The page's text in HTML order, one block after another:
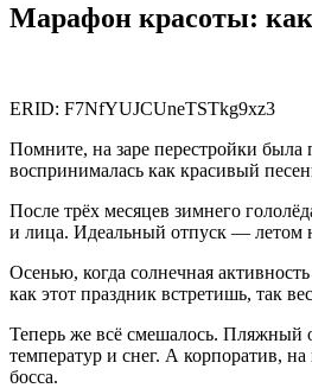
Марафон красоты: как
ERID: F7NfYUJCUneTSTkg9xz3
Помните, на заре перестройки
воспринималась как красивый
После трёх месяцев зимнего
и лица. Идеальный отпуск — летом
Осенью, когда солнечная
как этот праздник встретишь, так
Теперь же всё смешалось. Пляжный
температур и снег. А корпоратив,
босса.